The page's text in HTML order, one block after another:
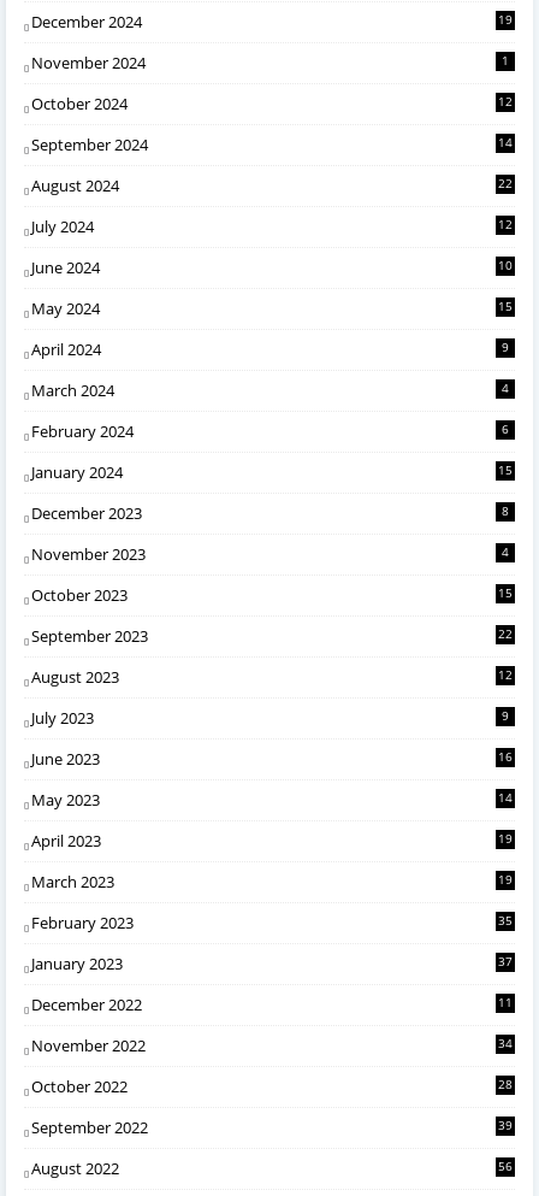
December 2024 19
November 2024 1
October 2024 12
September 2024 14
August 2024 22
July 2024 12
June 2024 10
May 2024 15
April 2024 9
March 2024 4
February 2024 6
January 2024 15
December 2023 8
November 2023 4
October 2023 15
September 2023 22
August 2023 12
July 2023 9
June 2023 16
May 2023 14
April 2023 19
March 2023 19
February 2023 35
January 2023 37
December 2022 11
November 2022 34
October 2022 28
September 2022 39
August 2022 56